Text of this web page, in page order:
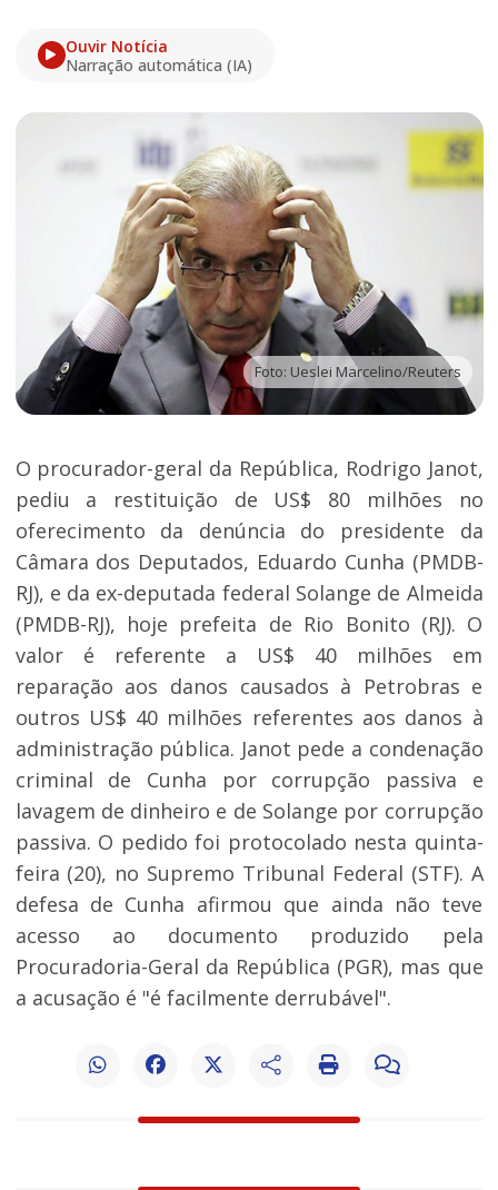
Ouvir Notícia
Narração automática (IA)
Foto: Ueslei Marcelino/Reuters
O procurador-geral da República, Rodrigo Janot,
pediu a restituição de US$ 80 milhões no
oferecimento da denúncia do presidente da
Câmara dos Deputados, Eduardo Cunha (PMDB-
RJ), e da ex-deputada federal Solange de Almeida
(PMDB-RJ), hoje prefeita de Rio Bonito (RJ). O
valor é referente a US$ 40 milhões em
reparação aos danos causados à Petrobras e
outros US$ 40 milhões referentes aos danos à
administração pública. Janot pede a condenação
criminal de Cunha por corrupção passiva e
lavagem de dinheiro e de Solange por corrupção
passiva. O pedido foi protocolado nesta quinta-
feira (20), no Supremo Tribunal Federal (STF). A
defesa de Cunha afirmou que ainda não teve
acesso ao documento produzido pela
Procuradoria-Geral da República (PGR), mas que
a acusação é "é facilmente derrubável".